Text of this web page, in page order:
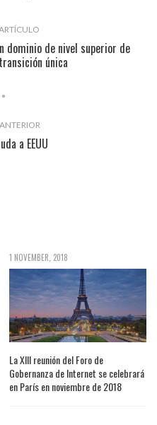
dominio de nivel superior de
única
a EEUU
1 NOVEMBER, 2018
La XIII reunión del Foro de
Gobernanza de Internet se celebrará
en París en noviembre de 2018